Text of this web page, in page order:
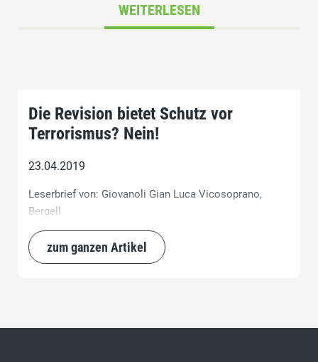
WEITERLESEN
Die Revision bietet Schutz vor
Terrorismus? Nein!
23.04.2019
Leserbrief von: Giovanoli Gian Luca Vicosoprano,
Bergell
zum ganzen Artikel